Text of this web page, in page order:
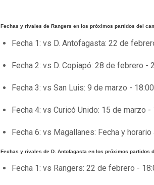
Fechas y rivales de Rangers en los próximos partidos del
Fecha 1: vs D. Antofagasta: 22 de
Fecha 2: vs D. Copiapó: 28 de febrero -
Fecha 3: vs San Luis: 9 de marzo -
Fecha 4: vs Curicó Unido: 15 de marzo -
Fecha 6: vs Magallanes: Fecha y
Fechas y rivales de D. Antofagasta en los próximos partidos
Fecha 1: vs Rangers: 22 de febrero -